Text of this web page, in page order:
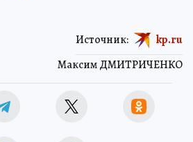
Максим ДМИТРИЧЕНКО
Источник: kp.ru